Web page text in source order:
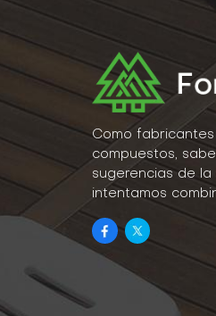
Como
compuestos,
sugerencias de
intentamos
la realidad como
estilo de vida.